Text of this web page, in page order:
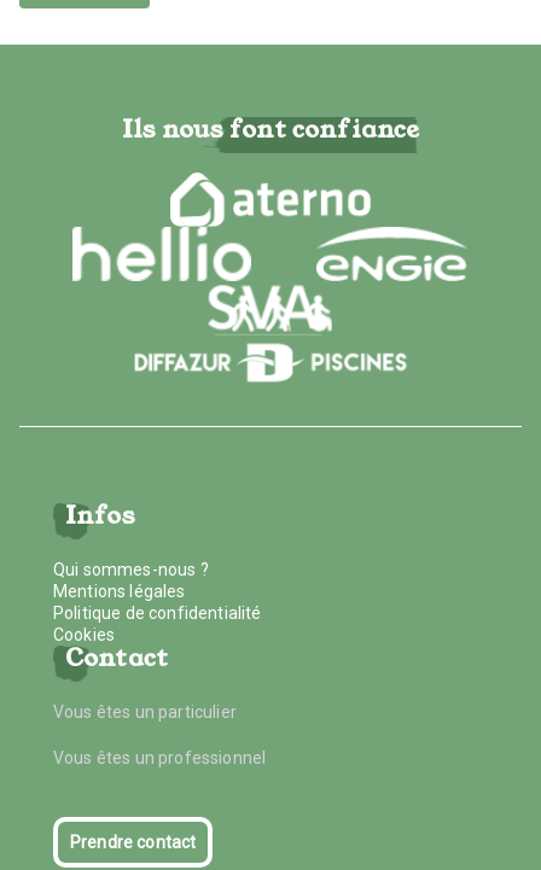
Ils nous font confiance
Infos
Qui sommes-nous ?
Mentions légales
Politique de confidentialité
Cookies
Contact
Vous êtes un particulier
Vous êtes un professionnel
Prendre contact